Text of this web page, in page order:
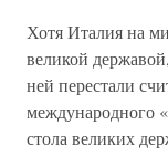
Хотя Италия на
великой
ней перестали
международного
стола великих